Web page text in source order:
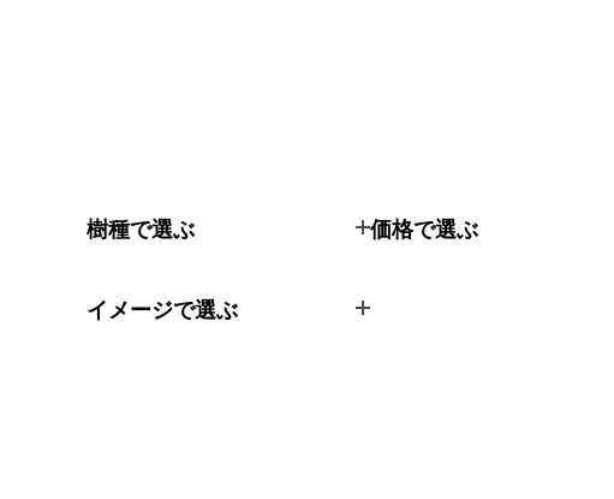
樹種で選ぶ 価格で選ぶ
イメージで選ぶ